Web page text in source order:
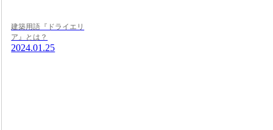
建築用語『ドライエリ
ア』とは？
2024.01.25